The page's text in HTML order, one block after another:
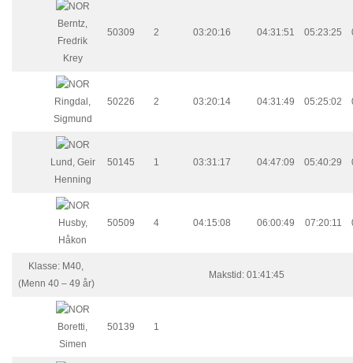
Berntz,
Fredrik
Krey
50309 2 03:20:16 04:31:51 05:23:25
Ringdal,
Sigmund
50226 2 03:20:14 04:31:49 05:25:02
Lund, Geir
Henning
50145 1 03:31:17 04:47:09 05:40:29
Husby,
Håkon
50509 4 04:15:08 06:00:49 07:20:11
Klasse: M40,
(Menn 40 – 49 år)
Makstid: 01:41:45
Boretti,
Simen
50139 1